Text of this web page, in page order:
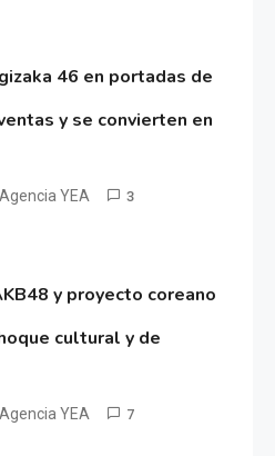
46 en portadas de
y se convierten en
Agencia YEA 3
y proyecto coreano
cultural y de
Agencia YEA 7